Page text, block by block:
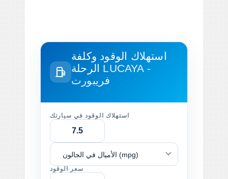
استهلاك الوقود وكلفة
LUCAYA -
فريبورت
استهلاك الوقود في سيارتك
الأميال في الجالون (mpg)
سعر الوقود